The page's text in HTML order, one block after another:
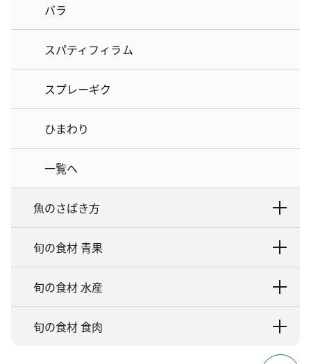
バラ
スパティフィラム
スプレーギク
ひまわり
一覧へ
魚のさばき方
旬の食材 青果
旬の食材 水産
旬の食材 食肉